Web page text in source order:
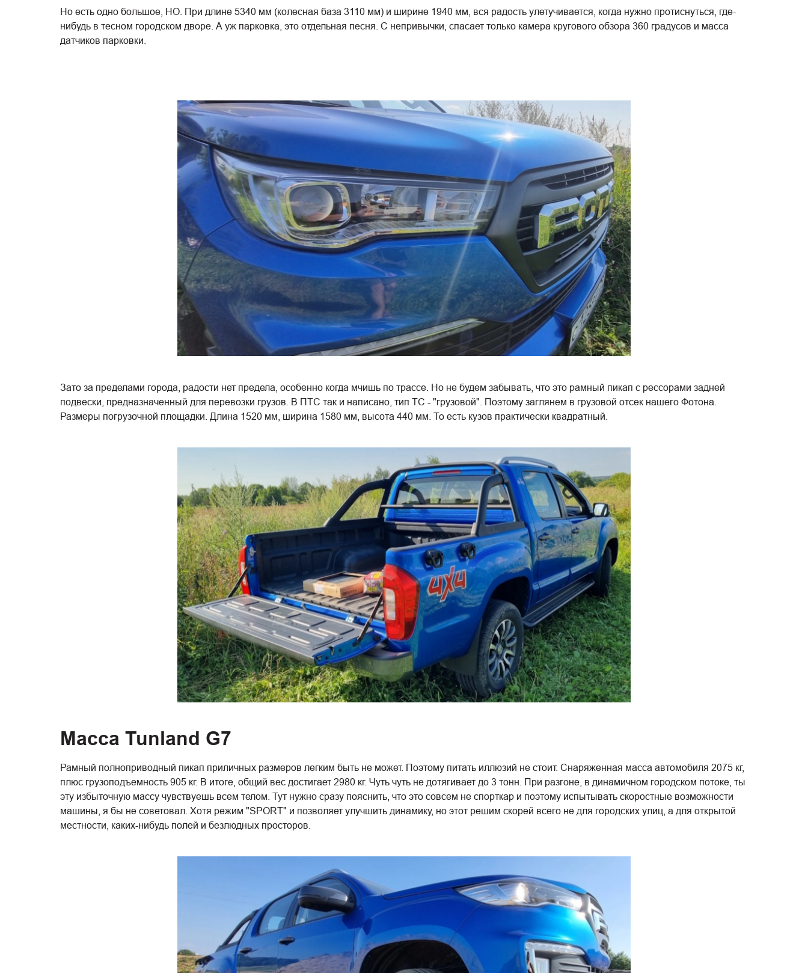
Но есть одно большое, НО. При длине 5340 мм (колесная база 3110 мм) и ширине 1940 мм, вся радость улетучивается, когда нужно протиснуться, где-
нибудь в тесном городском дворе. А уж парковка, это отдельная песня. С непривычки, спасает только камера кругового обзора 360 градусов и масса
датчиков парковки.
Зато за пределами города, радости нет предела, особенно когда мчишь по трассе. Но не будем забывать, что это рамный пикап с рессорами задней
подвески, предназначенный для перевозки грузов. В ПТС так и написано, тип ТС - "грузовой". Поэтому заглянем в грузовой отсек нашего Фотона.
Размеры погрузочной площадки. Длина 1520 мм, ширина 1580 мм, высота 440 мм. То есть кузов практически квадратный.
Масса Tunland G7
Рамный полноприводный пикап приличных размеров легким быть не может. Поэтому питать иллюзий не стоит. Снаряженная масса автомобиля 2075 кг,
плюс грузоподъемность 905 кг. В итоге, общий вес достигает 2980 кг. Чуть чуть не дотягивает до 3 тонн. При разгоне, в динамичном городском потоке, ты
эту избыточную массу чувствуешь всем телом. Тут нужно сразу пояснить, что это совсем не спорткар и поэтому испытывать скоростные возможности
машины, я бы не советовал. Хотя режим "SPORT" и позволяет улучшить динамику, но этот решим скорей всего не для городских улиц, а для открытой
местности, каких-нибудь полей и безлюдных просторов.